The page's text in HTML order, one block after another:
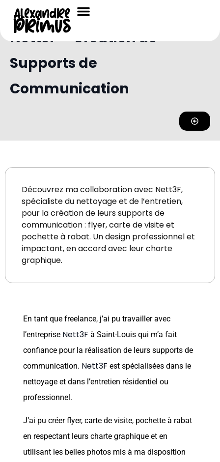
Portfolio /Portfolio Communication Graphique
Nett3F – Création de
Supports de
Communication
Découvrez ma collaboration avec Nett3F,
spécialiste du nettoyage et de l’entretien,
pour la création de leurs supports de
communication : flyer, carte de visite et
pochette à rabat. Un design professionnel et
impactant, en accord avec leur charte
graphique.
En tant que freelance, j’ai pu travailler avec
l’entreprise Nett3F à Saint-Louis qui m’a fait
confiance pour la réalisation de leurs supports de
communication. Nett3F est spécialisées dans le
nettoyage et dans l’entretien résidentiel ou
professionnel.
J’ai pu créer flyer, carte de visite, pochette à rabat
en respectant leurs charte graphique et en
utilisant les belles photos mis à ma disposition